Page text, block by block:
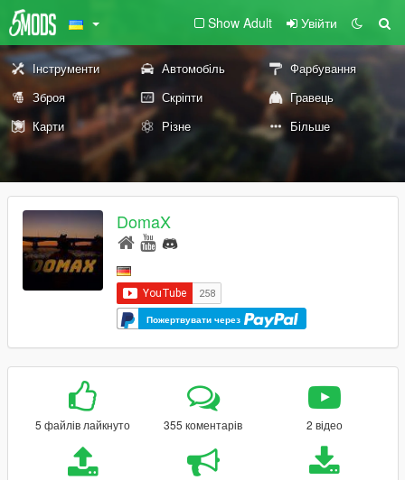
Show Adult Увійти
Інструменти Автомобіль
Фарбування
Зброя
Скріпти
Гравець
Карти
Різне Більше
DomaX
Пожертвувати через
5 файлів лайкнуто 355 коментарів 2 відео